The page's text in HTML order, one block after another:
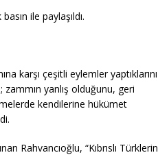
ile paylaşıldı.
karşı çeşitli eylemler yaptıklarını
yanlış olduğunu, geri
kendilerine hükümet
Rahvancıoğlu, “Kıbrıslı Türklerin